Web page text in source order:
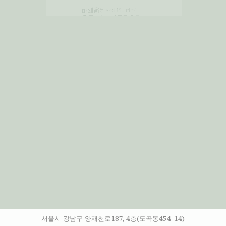
서울시 강남구 양재천로187, 4층(도곡동454-14)